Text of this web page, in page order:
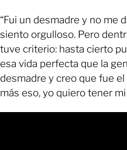
“Fui un desmadre y no me
siento orgulloso. Pero
tuve criterio: hasta cierto
esa vida perfecta que la
desmadre y creo que fue
más eso, yo quiero tener